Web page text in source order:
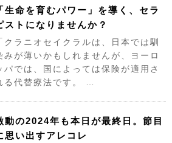
「生命を育むパワー」を導く、セラ
ストになりませんか？
クラニオセイクラルは、日本では馴
みが薄いかもしれませんが、ヨーロ
パでは、国によっては保険が適用さ
る代替療法です。 …
動の2024年も本日が最終日。節目
思い出すアレコレ